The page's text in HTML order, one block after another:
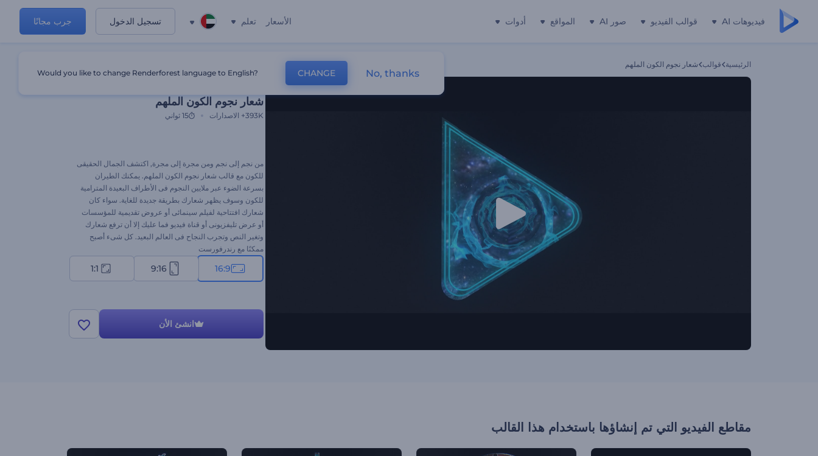
فيديوهات AI قوالب الفيديو صور AI المواقع أدوات الأسعار تعلم تسجيل الدخول جرب مجانًا
الرئيسية قوالب شعار نجوم الكون الملهم
شعار نجوم الكون الملهم
393K+ الاصدارات 15 ثواني
من نجم إلى نجم ومن مجرة إلى مجرة, اكتشف الجمال الحقيقى
للكون مع قالب شعار نجوم الكون الملهم. يمكنك الطيران
بسرعة الضوء عبر ملايين النجوم فى الأطراف البعيدة المترامية
للكون وسوف يظهر شعارك بطريقة جديدة للغاية. سواء كان
شعارك افتتاحية لفيلم سينمائى أو عروض تقديمية للمؤسسات
أو عرض تليفزيونى أو قناة فيديو فما عليك إلا أن ترفع شعارك
وتغير النص وتجرب النجاح فى العالم البعيد. كل شىء أصبح
ممكنًا مع رندرفورست
16:9
9:16
1:1
انشئ الأن
مقاطع الفيديو التي تم إنشاؤها باستخدام هذا القالب
Would you like to change Renderforest language to English? CHANGE No, thanks